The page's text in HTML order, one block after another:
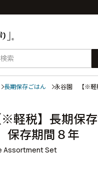
長期保存ごはん 永谷園 【※軽
軽税】長期保
保存期間８年
Assortment Set